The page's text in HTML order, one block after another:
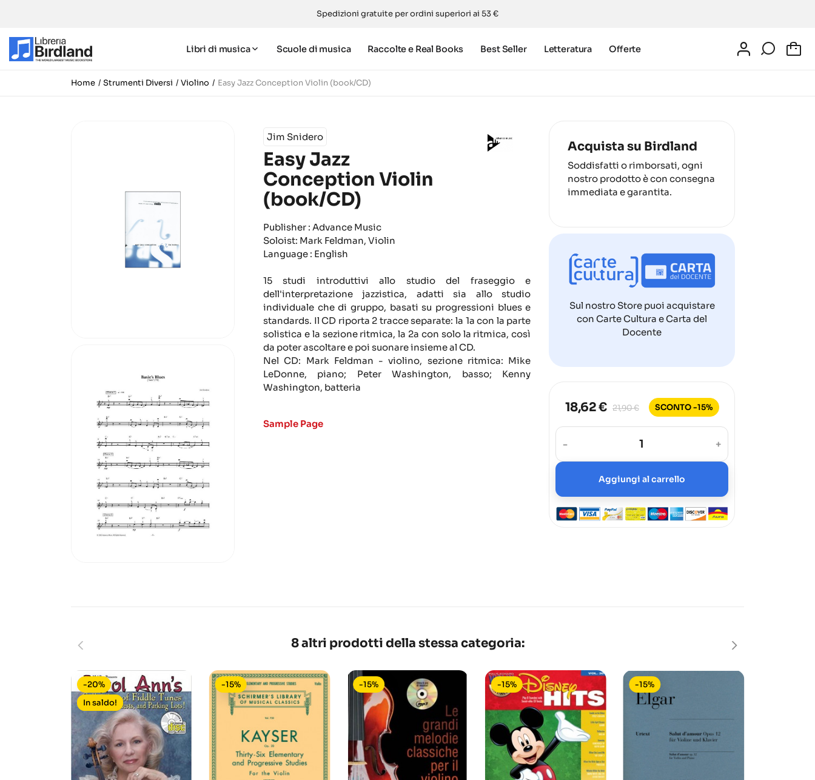
Spedizioni gratuite per ordini superiori ai 53 €
Libri di musica Scuole di musica Raccolte e Real Books Best Seller Letteratura Offerte
Home Strumenti Diversi Violino Easy Jazz Conception Violin (book/CD)
Jim Snidero
Easy Jazz
Conception Violin
(book/CD)
Publisher : Advance Music
Soloist: Mark Feldman, Violin
Language : English
15 studi introduttivi allo studio del fraseggio e
dell'interpretazione jazzistica, adatti sia allo studio
individuale che di gruppo, basati su progressioni blues e
standards. Il CD riporta 2 tracce separate: la 1a con la parte
solistica e la sezione ritmica, la 2a con solo la ritmica, così
da poter ascoltare e poi suonare insieme al CD.
Nel CD: Mark Feldman - violino, sezione ritmica: Mike
LeDonne, piano; Peter Washington, basso; Kenny
Washington, batteria
Sample Page
Acquista su Birdland
Soddisfatti o rimborsati, ogni
nostro prodotto è con consegna
immediata e garantita.
Sul nostro Store puoi acquistare
con Carte Cultura e Carta del
Docente
18,62 € 21,90 € SCONTO -15%
- +
Aggiungi al carrello
8 altri prodotti della stessa categoria:
-20%
In saldo!
-15% -15% -15% -15%